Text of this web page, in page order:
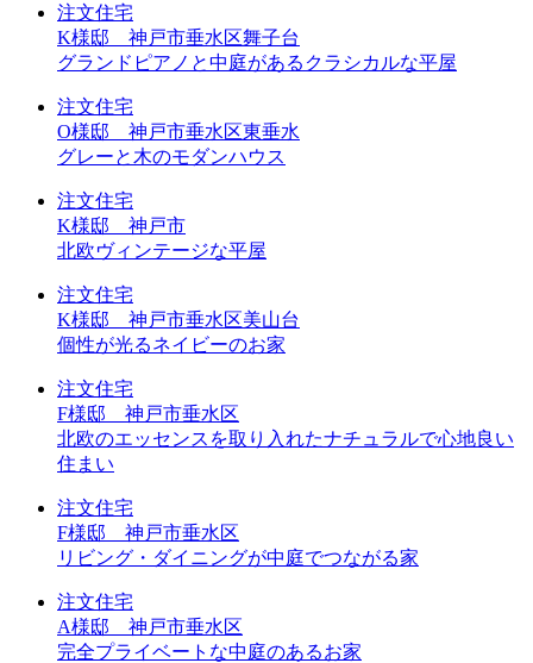
注文住宅
K様邸 神戸市垂水区舞子台
グランドピアノと中庭があるクラシカルな平屋
注文住宅
O様邸 神戸市垂水区東垂水
グレーと木のモダンハウス
注文住宅
K様邸 神戸市
北欧ヴィンテージな平屋
注文住宅
K様邸 神戸市垂水区美山台
個性が光るネイビーのお家
注文住宅
F様邸 神戸市垂水区
北欧のエッセンスを取り入れたナチュラルで心地良い
住まい
注文住宅
F様邸 神戸市垂水区
リビング・ダイニングが中庭でつながる家
注文住宅
A様邸 神戸市垂水区
完全プライベートな中庭のあるお家